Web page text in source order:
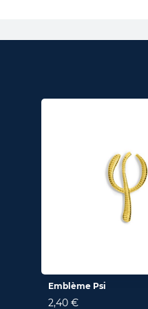
Emblème Psi
2,40 €